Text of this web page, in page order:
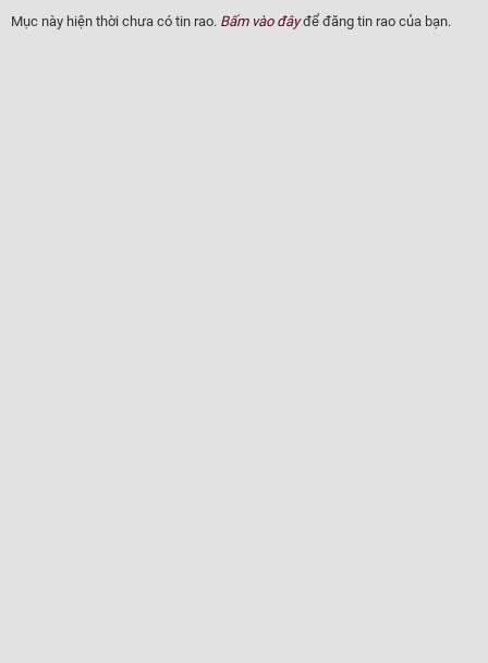
Mục này hiện thời chưa có tin rao. Bấm vào đâyđể đăng tin rao của bạn.